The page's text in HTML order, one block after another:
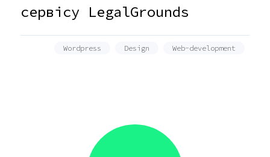
сервісу LegalGrounds
Wordpress Design Web-development